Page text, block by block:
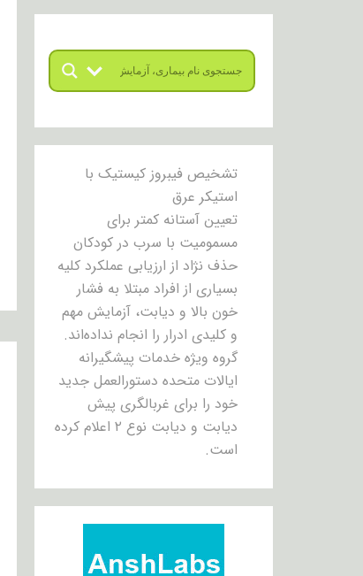
تشخیص فیبروز کیستیک با
استیکر عرق
تعیین آستانه کمتر برای
مسمومیت با سرب در کودکان
حذف نژاد از ارزیابی عملکرد کلیه
بسیاری از افراد مبتلا به فشار
خون بالا و دیابت، آزمایش مهم
و کلیدی ادرار را انجام نداده‌اند.
گروه ویژه خدمات پیشگیرانه
ایالات متحده دستورالعمل جدید
خود را برای غربالگری پیش
دیابت و دیابت نوع ۲ اعلام کرده
است.